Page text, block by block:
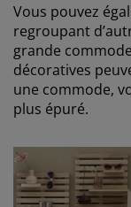
Vous pouvez
regroupant
grande
décoratives
une commode,
plus épuré.